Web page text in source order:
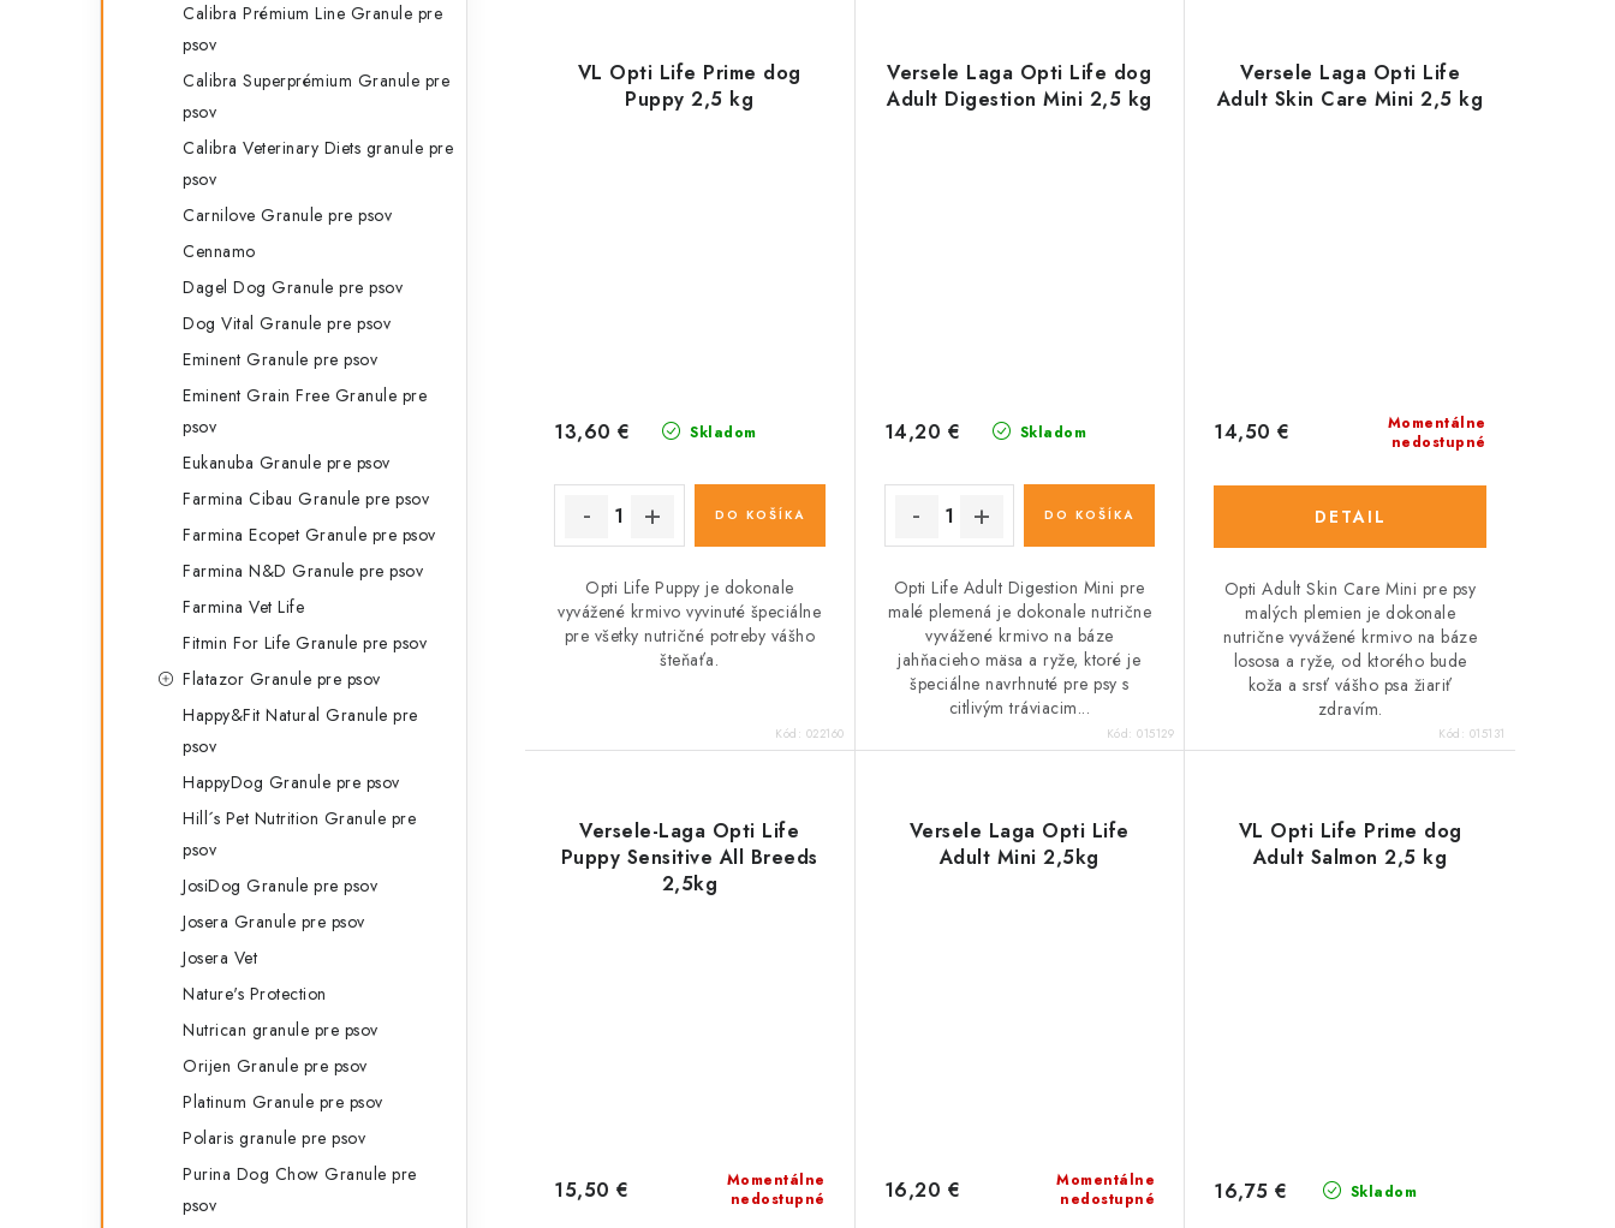
Calibra Prémium Line Granule pre
psov
Calibra Superprémium Granule pre
psov
Calibra Veterinary Diets granule pre
psov
Carnilove Granule pre psov
Cennamo
Dagel Dog Granule pre psov
Dog Vital Granule pre psov
Eminent Granule pre psov
Eminent Grain Free Granule pre
psov
Eukanuba Granule pre psov
Farmina Cibau Granule pre psov
Farmina Ecopet Granule pre psov
Farmina N&D Granule pre psov
Farmina Vet Life
Fitmin For Life Granule pre psov
Flatazor Granule pre psov
Happy&Fit Natural Granule pre
psov
HappyDog Granule pre psov
Hill´s Pet Nutrition Granule pre
psov
JosiDog Granule pre psov
Josera Granule pre psov
Josera Vet
Nature's Protection
Nutrican granule pre psov
Orijen Granule pre psov
Platinum Granule pre psov
Polaris granule pre psov
Purina Dog Chow Granule pre
psov
VL Opti Life Prime dog
Puppy 2,5 kg
Skladom
13,60 €
DO KOŠÍKA
Opti Life Puppy je dokonale
vyvážené krmivo vyvinuté špeciálne
pre všetky nutričné potreby vášho
šteňaťa.
Kód: 022160
Versele Laga Opti Life dog
Adult Digestion Mini 2,5 kg
Skladom
14,20 €
DO KOŠÍKA
Opti Life Adult Digestion Mini pre
malé plemená je dokonale nutrične
vyvážené krmivo na báze
jahňacieho mäsa a ryže, ktoré je
špeciálne navrhnuté pre psy s
citlivým tráviacim...
Kód:015129
Versele Laga Opti Life
Adult Skin Care Mini 2,5 kg
Momentálne
nedostupné
14,50 €
DETAIL
Opti Adult Skin Care Mini pre psy
malých plemien je dokonale
nutrične vyvážené krmivo na báze
lososa a ryže, od ktorého bude
koža a srsť vášho psa žiariť
zdravím.
Kód: 015131
Versele-Laga Opti Life
Puppy Sensitive All Breeds
2,5kg
Momentálne
nedostupné
15,50 €
Versele Laga Opti Life
Adult Mini 2,5kg
Momentálne
nedostupné
16,20 €
VL Opti Life Prime dog
Adult Salmon 2,5 kg
Skladom
16,75 €